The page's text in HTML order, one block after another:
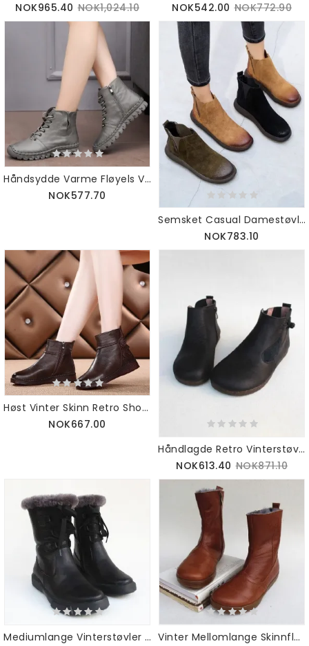
NOK965.40 NOK1,024.10
NOK542.00 NOK772.90
Håndsydde Varme Fløyels Vinterstøvler| Gavesko | 35-41
NOK577.70
Semsket Casual Damestøvler I Stor Størrelse 35-43
NOK783.10
Høst Vinter Skinn Retro Short Boots | Gavesko 36-41
NOK667.00
Håndlagde Retro Vinterstøvler Med Myk Bunn | 35-41
NOK613.40 NOK871.10
Mediumlange Vinterstøvler I Rent Skinn | Gavesko | 35-41 Vinter Mellomlange Skinnfløyelsstøvler | Gavesko | 35-41